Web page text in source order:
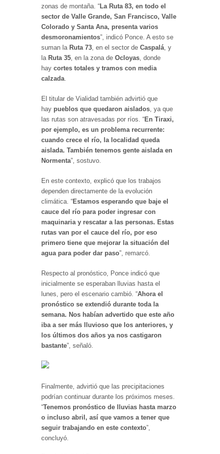
zonas de montaña. “La Ruta 83, en todo el
sector de Valle Grande, San Francisco, Valle
Colorado y Santa Ana, presenta varios
desmoronamientos”, indicó Ponce. A esto se
suman la Ruta 73, en el sector de Caspalá, y
la Ruta 35, en la zona de Ocloyas, donde
hay cortes totales y tramos con media
calzada.
El titular de Vialidad también advirtió que
hay pueblos que quedaron aislados, ya que
las rutas son atravesadas por ríos. “En Tiraxi,
por ejemplo, es un problema recurrente:
cuando crece el río, la localidad queda
aislada. También tenemos gente aislada en
Normenta”, sostuvo.
En este contexto, explicó que los trabajos
dependen directamente de la evolución
climática. “Estamos esperando que baje el
cauce del río para poder ingresar con
maquinaria y rescatar a las personas. Estas
rutas van por el cauce del río, por eso
primero tiene que mejorar la situación del
agua para poder dar paso”, remarcó.
Respecto al pronóstico, Ponce indicó que
inicialmente se esperaban lluvias hasta el
lunes, pero el escenario cambió. “Ahora el
pronóstico se extendió durante toda la
semana. Nos habían advertido que este año
iba a ser más lluvioso que los anteriores, y
los últimos dos años ya nos castigaron
bastante”, señaló.
Finalmente, advirtió que las precipitaciones
podrían continuar durante los próximos meses.
“Tenemos pronóstico de lluvias hasta marzo
o incluso abril, así que vamos a tener que
seguir trabajando en este contexto”,
concluyó.